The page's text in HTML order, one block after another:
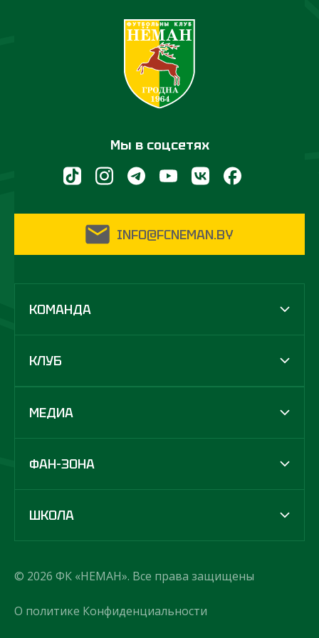
Мы в соцсетях
INFO@FCNEMAN.BY
КОМАНДА
КЛУБ
МЕДИА
ФАН-ЗОНА
ШКОЛА
© 2026 ФК «НЕМАН». Все права защищены
О политике Конфиденциальности